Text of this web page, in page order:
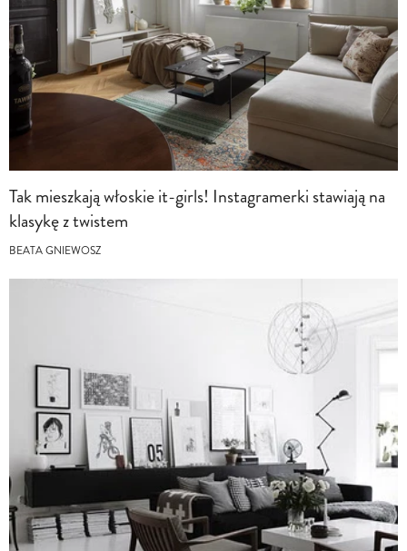
Tak mieszkają włoskie it-girls! Instagramerki stawiają na
klasykę z twistem
BEATA GNIEWOSZ